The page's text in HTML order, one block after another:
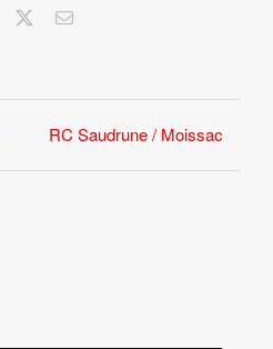
Facebook Email
RC Saudrune / Moissac